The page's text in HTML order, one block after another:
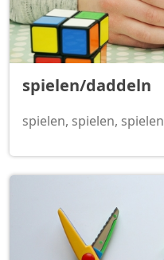
spielen/daddeln
spielen, spielen, spielen